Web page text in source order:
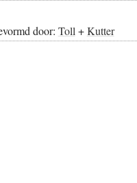
door: Toll +Kutter